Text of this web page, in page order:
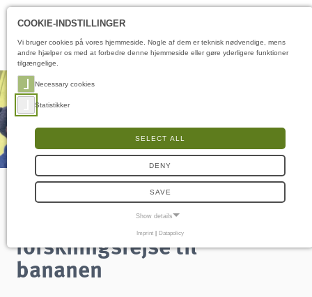
BananaRama – en
forskningsrejse til
bananen
COOKIE-INDSTILLINGER
Vi bruger cookies på vores hjemmeside. Nogle af dem er teknisk nødvendige, mens
andre hjælper os med at forbedre denne hjemmeside eller gøre yderligere funktioner
tilgængelige.
Necessary cookies
Statistikker
SELECT ALL
DENY
SAVE
Show details
Nødvendige cookies muliggør grundlæggende funktioner og er nødvendige for, at
Imprint | Datapolicy